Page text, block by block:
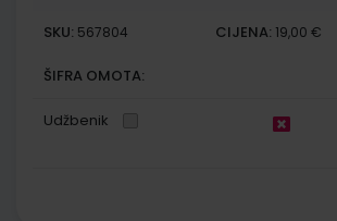
SKU: 567804 CIJENA: 19,00 €
ŠIFRA OMOTA:
Udžbenik